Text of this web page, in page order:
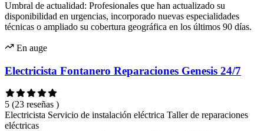
Umbral de actualidad: Profesionales que han actualizado su
disponibilidad en urgencias, incorporado nuevas especialidades
técnicas o ampliado su cobertura geográfica en los últimos 90 días.
En auge
Electricista Fontanero Reparaciones Genesis 24/7
5 (23 reseñas )
Electricista Servicio de instalación eléctrica Taller de reparaciones
eléctricas